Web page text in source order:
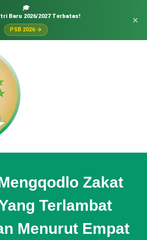
🎓
Baru 2026/2027 Terbatas!
PSB 2026 →
×
Zakat
Terlambat
Menurut Empat